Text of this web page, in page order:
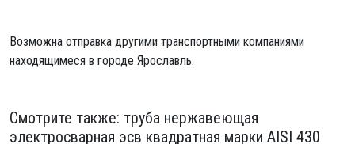
Возможна отправка другими транспортными компаниями
находящимеся в городе Ярославль.
Смотрите также: труба нержавеющая
электросварная эсв квадратная марки AISI 430